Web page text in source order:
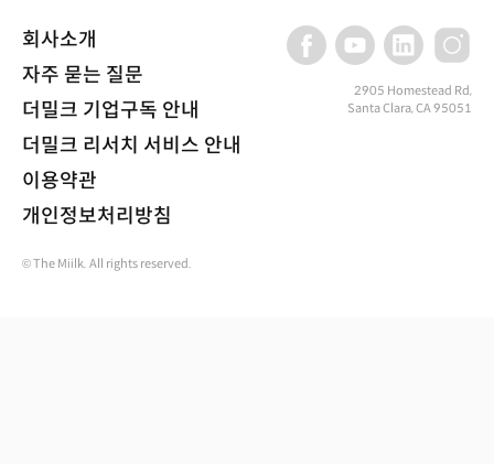
회사소개
자주 묻는 질문
더밀크 기업구독 안내
더밀크 리서치 서비스 안내
이용약관
개인정보처리방침
2905 Homestead Rd,
Santa Clara, CA 95051
© The Miilk. All rights reserved.